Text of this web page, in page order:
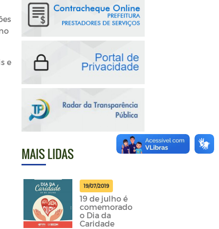
e
MAIS LIDAS
19/07/2019
19 de julho é
comemorado
o Dia da
Caridade